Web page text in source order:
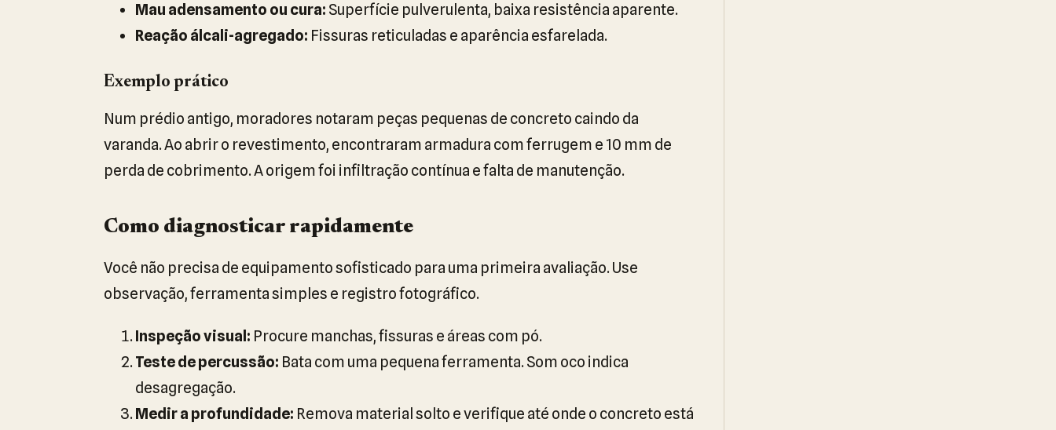
Mau adensamento ou cura: Superfície pulverulenta, baixa resistência aparente.
Reação álcali-agregado: Fissuras reticuladas e aparência esfarelada.
Exemplo prático
Num prédio antigo, moradores notaram peças pequenas de concreto caindo da
varanda. Ao abrir o revestimento, encontraram armadura com ferrugem e 10 mm de
perda de cobrimento. A origem foi infiltração contínua e falta de manutenção.
Como diagnosticar rapidamente
Você não precisa de equipamento sofisticado para uma primeira avaliação. Use
observação, ferramenta simples e registro fotográfico.
Inspeção visual: Procure manchas, fissuras e áreas com pó.
Teste de percussão: Bata com uma pequena ferramenta. Som oco indica
desagregação.
Medir a profundidade: Remova material solto e verifique até onde o concreto está